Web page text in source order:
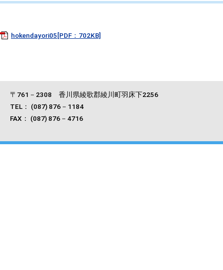
hokendayori05[PDF：702KB]
〒761－2308 香川県綾歌郡綾川町羽床下2256
TEL： (087) 876－1184
FAX： (087) 876－4716